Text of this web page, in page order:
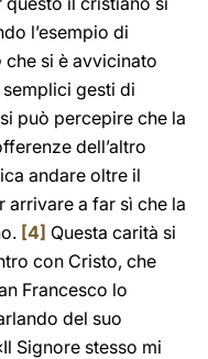
l’esempio di
che si è avvicinato
semplici gesti di
può percepire che la
dell’altro
andare oltre il
a far sì che la
[4] Questa carità si
con Cristo, che
Francesco lo
del suo
Signore stesso mi